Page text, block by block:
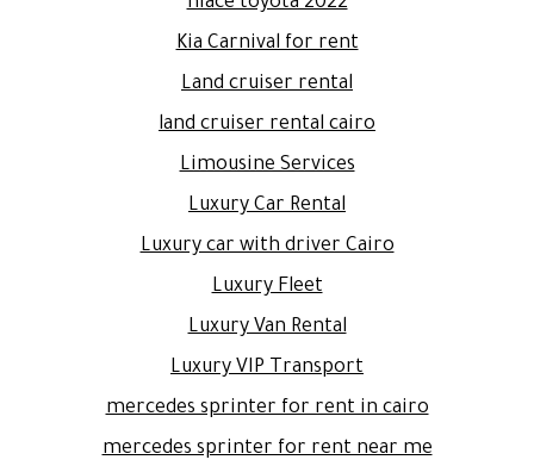
Kia Carnival for rent
Land cruiser rental
land cruiser rental cairo
Limousine Services
Luxury Car Rental
Luxury car with driver Cairo
Luxury Fleet
Luxury Van Rental
Luxury VIP Transport
mercedes sprinter for rent in cairo
mercedes sprinter for rent near me